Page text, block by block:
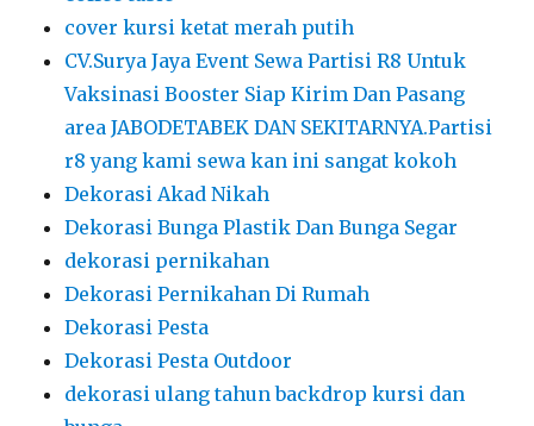
Dekorasi Pesta Outdoor
dekorasi ulang tahun backdrop kursi dan
bunga
Dekorasi Wedding
dekorasi wedding dan pelaminan
dekorasi wedding tenda kursi meja
pelaminan
event
flip chart
flipchart
flooring
flooring dan backdrop
flooring karpet abu-abu